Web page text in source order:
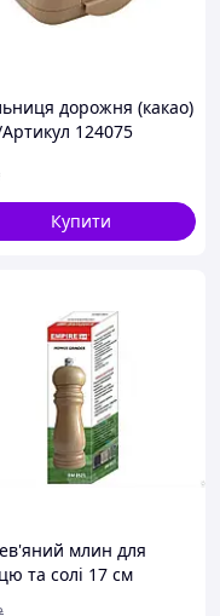
перцю, кави,
та інші
дорожня (какао)
124075
Купити
млин для
та солі 17 см